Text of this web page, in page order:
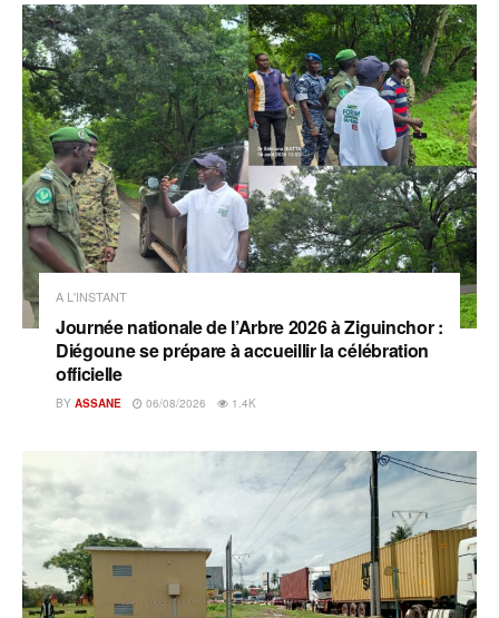
A L'INSTANT
Journée nationale de l’Arbre 2026 à Ziguinchor :
Diégoune se prépare à accueillir la célébration
officielle
BY ASSANE 06/08/2026 1.4K